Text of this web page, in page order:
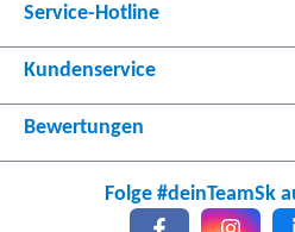
Service-Hotline
Kundenservice
Bewertungen
Folge #deinTeamSk